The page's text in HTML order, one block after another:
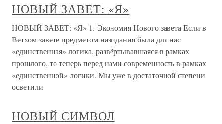
НОВЫЙ ЗАВЕТ: «Я»
НОВЫЙ ЗАВЕТ: «Я» 1. Экономия Нового завета Если в
Ветхом завете предметом назидания была для нас
«единственная» логика, развёртывавшаяся в рамках
прошлого, то теперь перед нами современность в рамках
«единственной» логики. Мы уже в достаточной степени
осветили
НОВЫЙ СИМВОЛ